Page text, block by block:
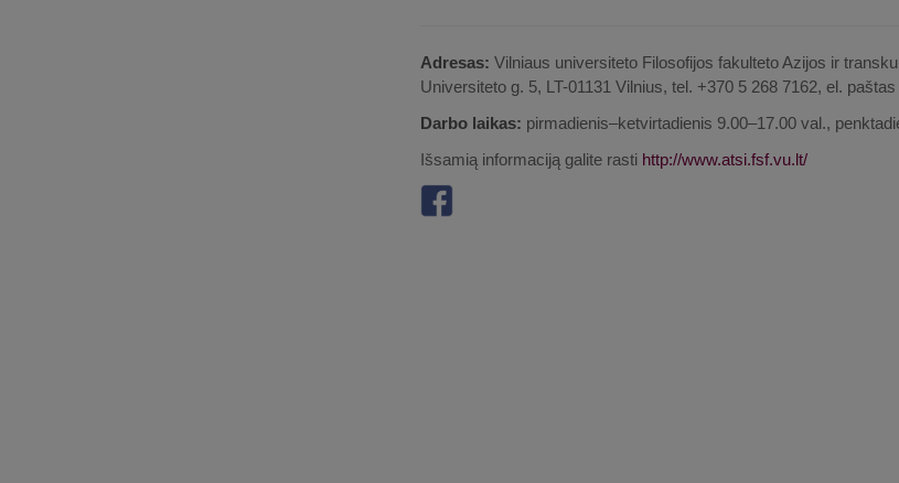
Adresas: Vilniaus universiteto Filosofijos fakulteto Azijos ir
Universiteto g. 5, LT-01131 Vilnius, tel. +370 5 268 7162, el. paštas
Darbo laikas: pirmadienis–ketvirtadienis 9.00–17.00 val.,
Išsamią informaciją galite rasti http://www.atsi.fsf.vu.lt/